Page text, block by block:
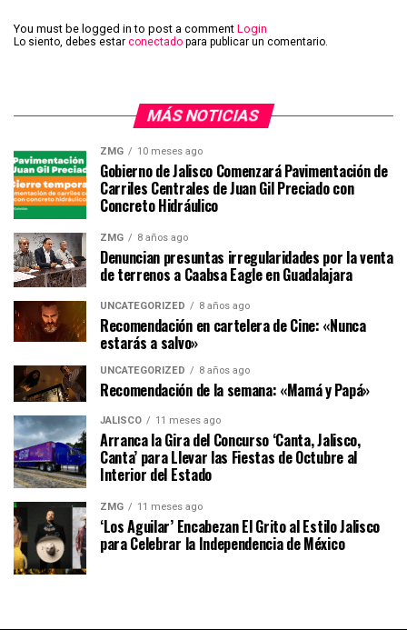
You must be logged in to post a comment Login
Lo siento, debes estar conectado para publicar un comentario.
MÁS NOTICIAS
ZMG 10 meses ago
Gobierno de Jalisco Comenzará Pavimentación de
Carriles Centrales de Juan Gil Preciado con
Concreto Hidráulico
ZMG 8 años ago
Denuncian presuntas irregularidades por la venta
de terrenos a Caabsa Eagle en Guadalajara
UNCATEGORIZED 8 años ago
Recomendación en cartelera de Cine: «Nunca
estarás a salvo»
UNCATEGORIZED 8 años ago
Recomendación de la semana: «Mamá y Papá»
JALISCO 11 meses ago
Arranca la Gira del Concurso ‘Canta, Jalisco,
Canta’ para Llevar las Fiestas de Octubre al
Interior del Estado
ZMG 11 meses ago
‘Los Aguilar’ Encabezan El Grito al Estilo Jalisco
para Celebrar la Independencia de México